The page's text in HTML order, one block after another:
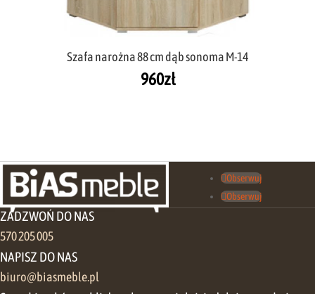
Szafa narożna 88 cm dąb sonoma M-14
960zł
Obserwuj
Obserwuj
ZADZWOŃ DO NAS
570 205 005
NAPISZ DO NAS
biuro@biasmeble.pl